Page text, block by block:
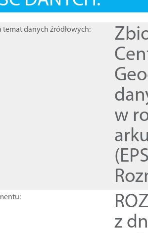
temat danych źródłowych:
w
z